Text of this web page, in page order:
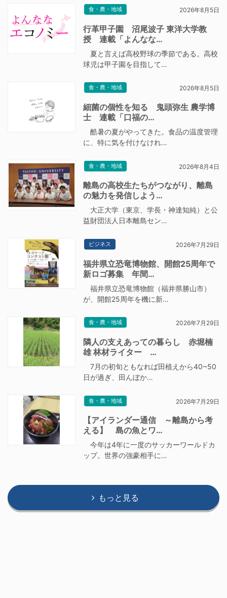
食・農・地域 2026年8月5日
行革甲子園 沼尾波子 東洋大学教
授 連載「よんなな…
夏と言えば高校野球の季節である。高校
球児は甲子園を目指して…
食・農・地域 2026年8月5日
細菌の個性を知る 鬼頭弥生 農学博
士 連載「口福の…
酷暑の夏がやってきた。食品の温度管理
に、特に気を付けなけれ…
食・農・地域 2026年8月4日
離島の高校生たちがつながり、離島
の魅力を発信しよう…
大正大学（東京、学長・神達知純）と公
益財団法人日本離島セン…
ビジネス 2026年7月29日
福井県立恐竜博物館、開館25周年で
新ロゴ募集 年間…
福井県立恐竜博物館（福井県勝山市）
が、開館25周年を機に新…
食・農・地域 2026年7月29日
隣人の支えあっての暮らし 赤堀楠
雄 林材ライター …
7月の初旬ともなれば田植えから40~50
日が過ぎ、田んぼか…
食・農・地域 2026年7月29日
【アイランダー通信 ～離島から考
える】 島の魚とワ…
今年は4年に一度のサッカーワールドカ
ップ。世界の強豪相手に…
もっと見る